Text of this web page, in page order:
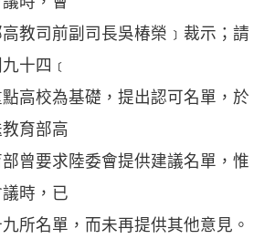
教司前副司長吳椿榮﹞裁示；請
十四﹝
高校為基礎，提出認可名單，於
育部高
曾要求陸委會提供建議名單，惟
時，已
所名單，而未再提供其他意見。